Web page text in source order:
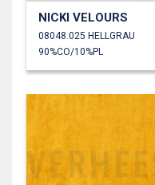
NICKI VELOURS
08048.025 HELLGRAU
90%CO/10%PL